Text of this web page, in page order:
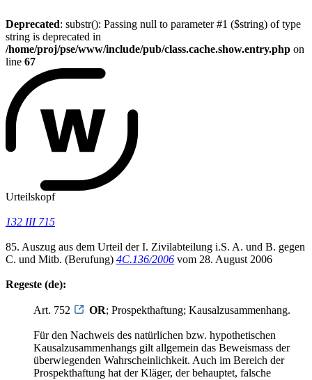
Deprecated: substr(): Passing null to parameter #1 ($string) of type
string is deprecated in
/home/proj/pse/www/include/pub/class.cache.show.entry.php on
line 67
Urteilskopf
132 III 715
85. Auszug aus dem Urteil der I. Zivilabteilung i.S. A. und B. gegen
C. und Mitb. (Berufung) 4C.136/2006 vom 28. August 2006
Regeste (de):
Art. 752 OR; Prospekthaftung; Kausalzusammenhang.
Für den Nachweis des natürlichen bzw. hypothetischen
Kausalzusammenhangs gilt allgemein das Beweismass der
überwiegenden Wahrscheinlichkeit. Auch im Bereich der
Prospekthaftung hat der Kläger, der behauptet, falsche